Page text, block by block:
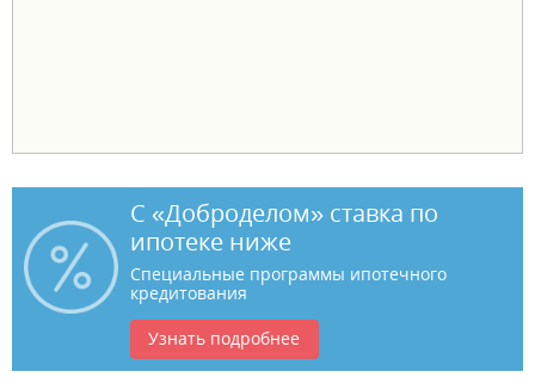
С «Доброделом» ставка по
ипотеке ниже
Специальные программы ипотечного
кредитования
Узнать подробнее